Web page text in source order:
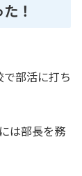
！
部活に打ち
は部長を務